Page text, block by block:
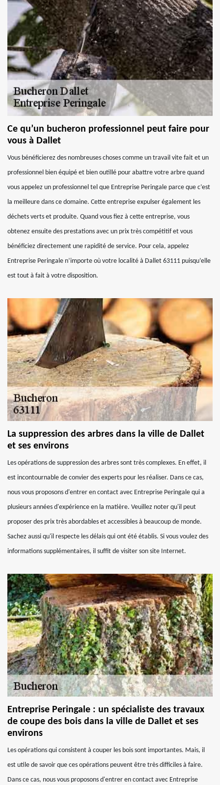
Ce qu’un bucheron professionnel peut faire pour
vous à Dallet
Vous bénéficierez des nombreuses choses comme un travail vite fait et un
professionnel bien équipé et bien outillé pour abattre votre arbre quand
vous appelez un professionnel tel que Entreprise Peringale parce que c’est
la meilleure dans ce domaine. Cette entreprise expulser également les
déchets verts et produite. Quand vous fiez à cette entreprise, vous
obtenez ensuite des prestations avec un prix très compétitif et vous
bénéficiez directement une rapidité de service. Pour cela, appelez
Entreprise Peringale n’importe où votre localité à Dallet 63111 puisqu’elle
est tout à fait à votre disposition.
La suppression des arbres dans la ville de Dallet
et ses environs
Les opérations de suppression des arbres sont très complexes. En effet, il
est incontournable de convier des experts pour les réaliser. Dans ce cas,
nous vous proposons d'entrer en contact avec Entreprise Peringale qui a
plusieurs années d'expérience en la matière. Veuillez noter qu'il peut
proposer des prix très abordables et accessibles à beaucoup de monde.
Sachez aussi qu'il respecte les délais qui ont été établis. Si vous voulez des
informations supplémentaires, il suffit de visiter son site Internet.
Entreprise Peringale : un spécialiste des travaux
de coupe des bois dans la ville de Dallet et ses
environs
Les opérations qui consistent à couper les bois sont importantes. Mais, il
est utile de savoir que ces opérations peuvent être très difficiles à faire.
Dans ce cas, nous vous proposons d'entrer en contact avec Entreprise